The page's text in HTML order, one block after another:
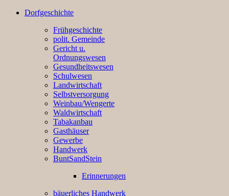
Dorfgeschichte
Frühgeschichte
polit. Gemeinde
Gericht u.
Ordnungswesen
Gesundheitswesen
Schulwesen
Landwirtschaft
Selbstversorgung
Weinbau/Wengerte
Waldwirtschaft
Tabakanbau
Gasthäuser
Gewerbe
Handwerk
BuntSandStein
Erinnerungen
bäuerliches Handwerk